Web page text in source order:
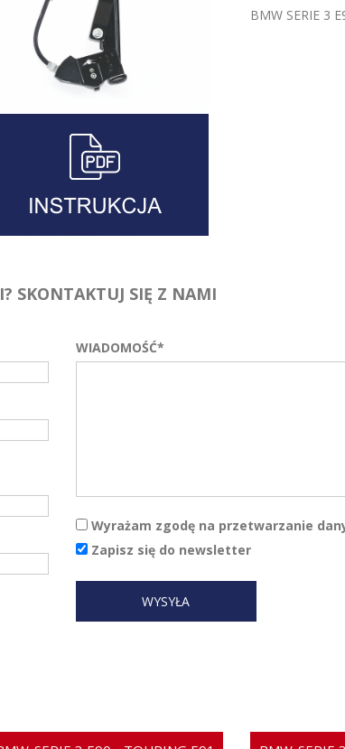
BMW SERIE 3
SKONTAKTUJ SIĘ Z NAMI
WIADOMOŚĆ*
Wyrażam zgodę na przetwarzanie
Zapisz się do newsletter